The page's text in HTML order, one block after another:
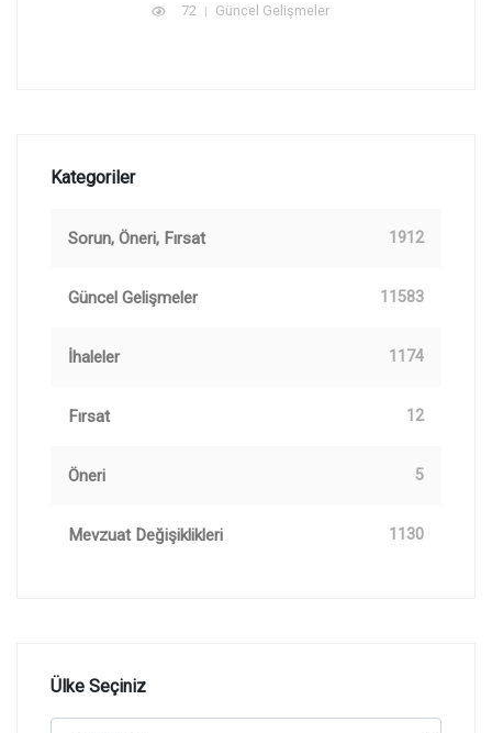
72 Güncel Gelişmeler
Kategoriler
Sorun, Öneri, Fırsat 1912
Güncel Gelişmeler 11583
İhaleler 1174
Fırsat 12
Öneri 5
Mevzuat Değişiklikleri 1130
Ülke Seçiniz